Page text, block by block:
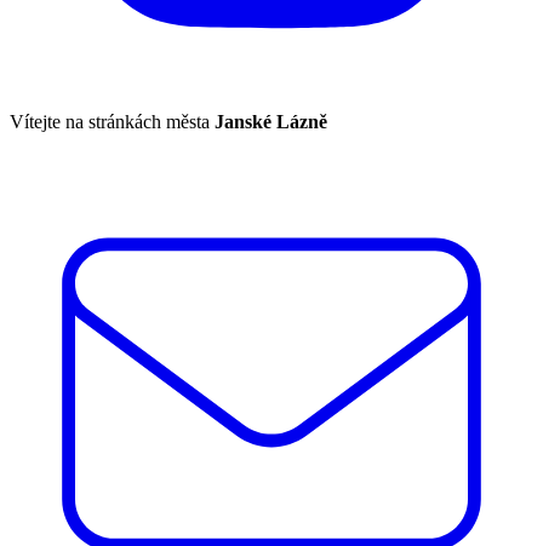
Vítejte na stránkách města Janské Lázně